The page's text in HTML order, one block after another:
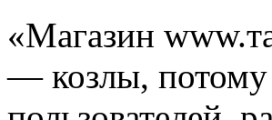
«Магазин
— козлы, потому